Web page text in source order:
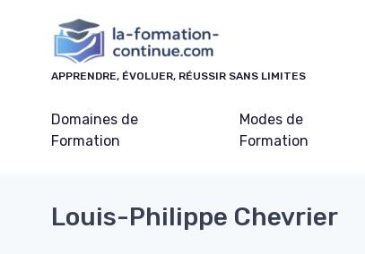
APPRENDRE, ÉVOLUER, RÉUSSIR SANS LIMITES
Domaines de
Formation
Modes de
Formation
Louis-Philippe Chevrier